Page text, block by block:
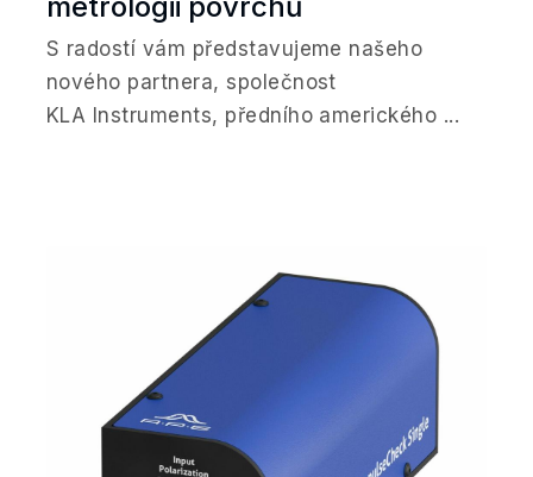
S radostí vám představujeme našeho
nového partnera, společnost
KLA Instruments, předního amerického ...